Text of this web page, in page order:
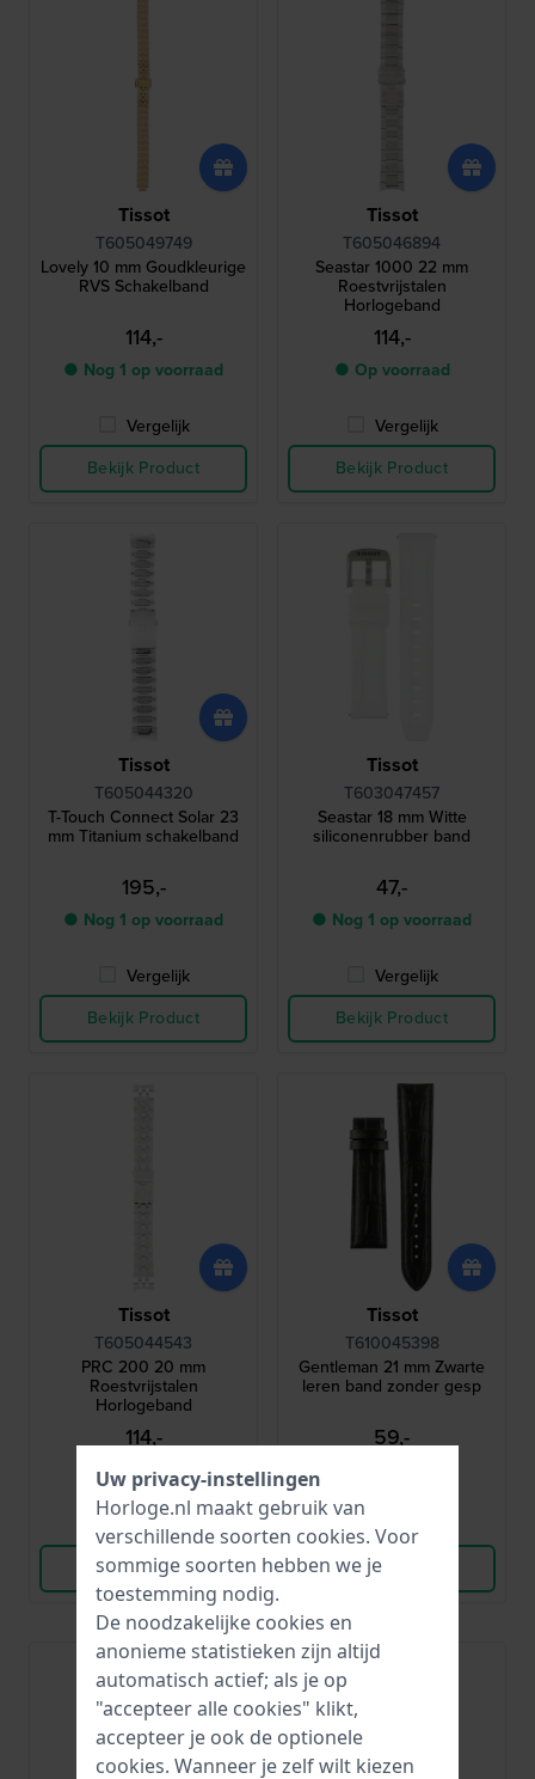
Tissot
T605049749
Lovely 10 mm Goudkleurige
RVS Schakelband
114,-
● Nog 1 op voorraad
Vergelijk
Bekijk Product
Tissot
T605046894
Seastar 1000 22 mm
Roestvrijstalen
Horlogeband
114,-
● Op voorraad
Vergelijk
Bekijk Product
Tissot
T605044320
T-Touch Connect Solar 23
mm Titanium schakelband
195,-
● Nog 1 op voorraad
Vergelijk
Bekijk Product
Tissot
T603047457
Seastar 18 mm Witte
siliconenrubber band
47,-
● Nog 1 op voorraad
Vergelijk
Bekijk Product
Tissot
T605044543
PRC 200 20 mm
Roestvrijstalen
Horlogeband
114,-
● Op voorraad
Vergelijk
Bekijk Product
Tissot
T610045398
Gentleman 21 mm Zwarte
leren band zonder gesp
59,-
Vergelijk
Bekijk Product
Uw privacy-instellingen
Horloge.nl maakt gebruik van
verschillende soorten cookies. Voor
sommige soorten hebben we je
toestemming nodig.
De noodzakelijke cookies en
anonieme statistieken zijn altijd
automatisch actief; als je op
"accepteer alle cookies" klikt,
accepteer je ook de optionele
cookies. Wanneer je zelf wilt kiezen